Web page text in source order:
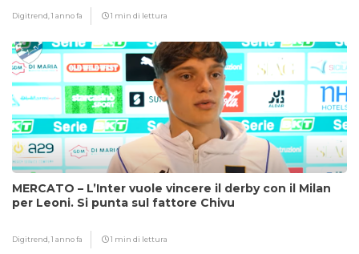
Digitrend,1 anno fa 1 min di lettura
MERCATO – L’Inter vuole vincere il derby con il Milan
per Leoni. Si punta sul fattore Chivu
Digitrend,1 anno fa 1 min di lettura